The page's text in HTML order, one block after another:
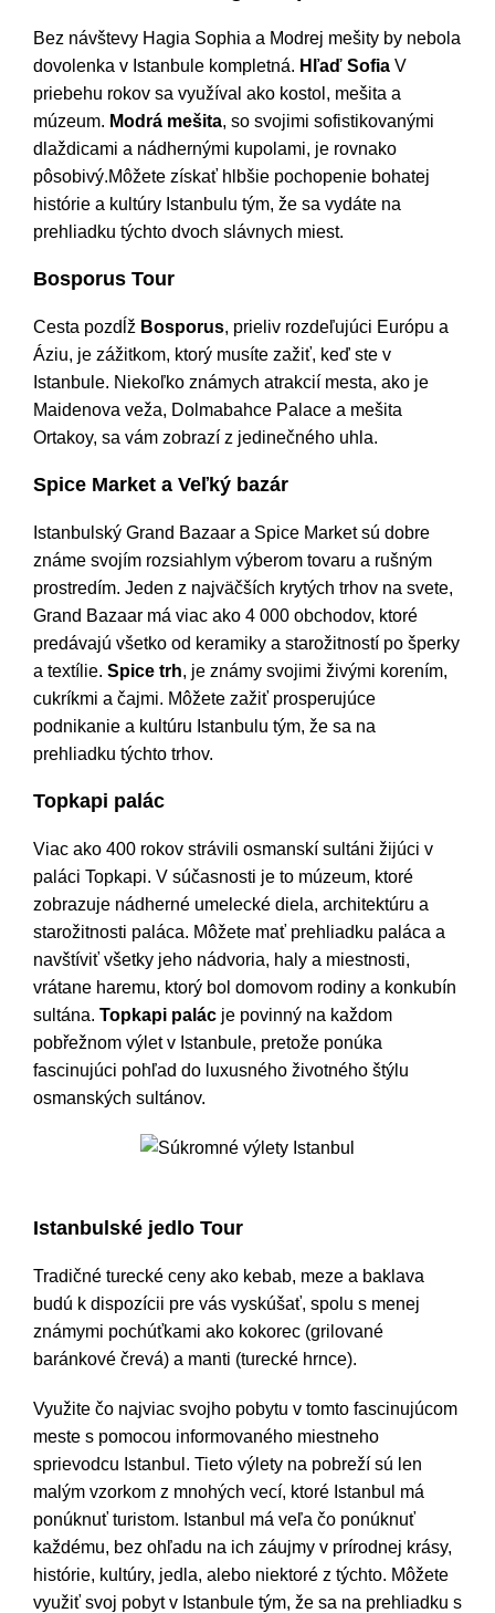
Bez návštevy Hagia Sophia a Modrej mešity by nebola
dovolenka v Istanbule kompletná. Hľaď Sofia V
priebehu rokov sa využíval ako kostol, mešita a
múzeum. Modrá mešita, so svojimi sofistikovanými
dlaždicami a nádhernými kupolami, je rovnako
pôsobivý.Môžete získať hlbšie pochopenie bohatej
histórie a kultúry Istanbulu tým, že sa vydáte na
prehliadku týchto dvoch slávnych miest.
Bosporus Tour
Cesta pozdĺž Bosporus, prieliv rozdeľujúci Európu a
Áziu, je zážitkom, ktorý musíte zažiť, keď ste v
Istanbule. Niekoľko známych atrakcií mesta, ako je
Maidenova veža, Dolmabahce Palace a mešita
Ortakoy, sa vám zobrazí z jedinečného uhla.
Spice Market a Veľký bazár
Istanbulský Grand Bazaar a Spice Market sú dobre
známe svojím rozsiahlym výberom tovaru a rušným
prostredím. Jeden z najväčších krytých trhov na svete,
Grand Bazaar má viac ako 4 000 obchodov, ktoré
predávajú všetko od keramiky a starožitností po šperky
a textílie. Spice trh, je známy svojimi živými korením,
cukríkmi a čajmi. Môžete zažiť prosperujúce
podnikanie a kultúru Istanbulu tým, že sa na
prehliadku týchto trhov.
Topkapi palác
Viac ako 400 rokov strávili osmanskí sultáni žijúci v
paláci Topkapi. V súčasnosti je to múzeum, ktoré
zobrazuje nádherné umelecké diela, architektúru a
starožitnosti paláca. Môžete mať prehliadku paláca a
navštíviť všetky jeho nádvoria, haly a miestnosti,
vrátane haremu, ktorý bol domovom rodiny a konkubín
sultána. Topkapi palác je povinný na každom
pobřežnom výlet v Istanbule, pretože ponúka
fascinujúci pohľad do luxusného životného štýlu
osmanských sultánov.
Istanbulské jedlo Tour
Tradičné turecké ceny ako kebab, meze a baklava
budú k dispozícii pre vás vyskúšať, spolu s menej
známymi pochúťkami ako kokorec (grilované
baránkové črevá) a manti (turecké hrnce).
Využite čo najviac svojho pobytu v tomto fascinujúcom
meste s pomocou informovaného miestneho
sprievodcu Istanbul. Tieto výlety na pobreží sú len
malým vzorkom z mnohých vecí, ktoré Istanbul má
ponúknuť turistom. Istanbul má veľa čo ponúknuť
každému, bez ohľadu na ich záujmy v prírodnej krásy,
histórie, kultúry, jedla, alebo niektoré z týchto. Môžete
využiť svoj pobyt v Istanbule tým, že sa na prehliadku s